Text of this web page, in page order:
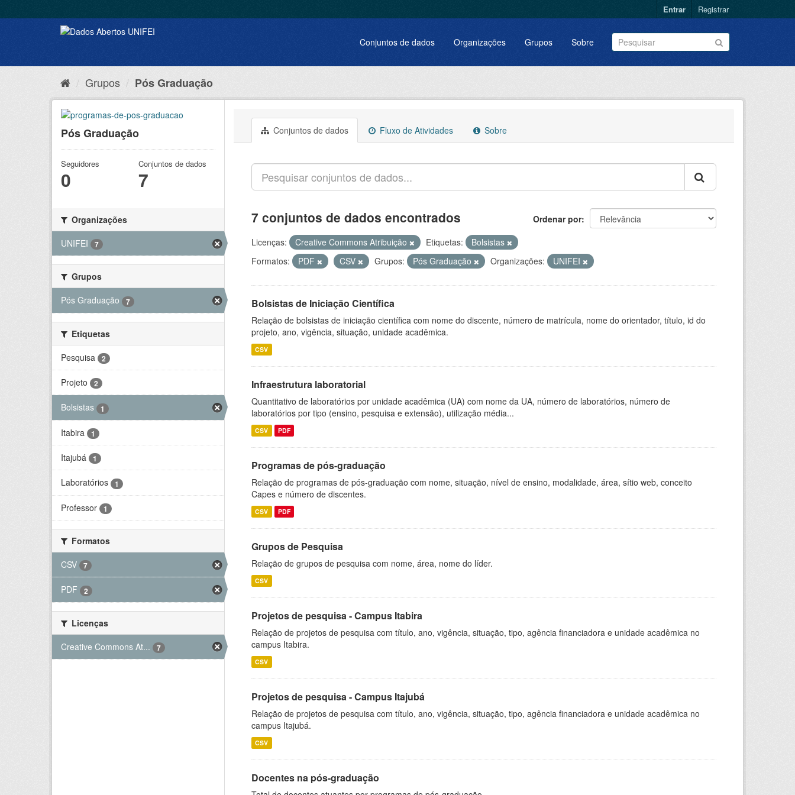
Entrar Registrar
Conjuntos de dados Organizações Grupos Sobre
Grupos Pós Graduação
Pós Graduação
Seguidores
0
Conjuntos de dados
7
Organizações
UNIFEI
7
Grupos
Pós Graduação
7
Etiquetas
Pesquisa
2
Projeto 2
Bolsistas 1
Itabira 1
Itajubá 1
Laboratórios 1
Professor 1
Formatos
CSV
7
PDF 2
Licenças
Creative Commons At...
7
Conjuntos de dados Fluxo de Atividades Sobre
Ordenar por
7 conjuntos de dados encontrados
Licenças: Creative Commons Atribuição Etiquetas:
Bolsistas
Formatos:
PDF CSV Grupos: Pós Graduação Organizações: UNIFEI
Bolsistas de Iniciação Científica
Relação de bolsistas de iniciação científica com nome do discente, número de matrícula, nome do orientador, título, id do
projeto, ano, vigência, situação, unidade acadêmica.
CSV
Infraestrutura laboratorial
Quantitativo de laboratórios por unidade acadêmica (UA) com nome da UA, número de laboratórios, número de
laboratórios por tipo (ensino, pesquisa e extensão), utilização média...
CSV PDF
Programas de pós-graduação
Relação de programas de pós-graduação com nome, situação, nível de ensino, modalidade, área, sítio web, conceito
Capes e número de discentes.
CSV PDF
Grupos de Pesquisa
Relação de grupos de pesquisa com nome, área, nome do líder.
CSV
Projetos de pesquisa - Campus Itabira
Relação de projetos de pesquisa com título, ano, vigência, situação, tipo, agência financiadora e unidade acadêmica no
campus Itabira.
CSV
Projetos de pesquisa - Campus Itajubá
Relação de projetos de pesquisa com título, ano, vigência, situação, tipo, agência financiadora e unidade acadêmica no
campus Itajubá.
CSV
Docentes na pós-graduação